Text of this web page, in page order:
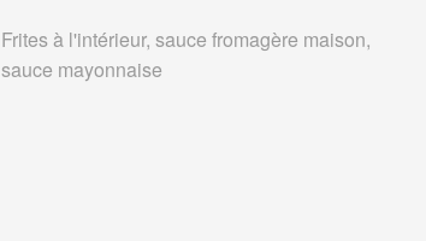
Frites à l'intérieur, sauce fromagère maison,
sauce mayonnaise